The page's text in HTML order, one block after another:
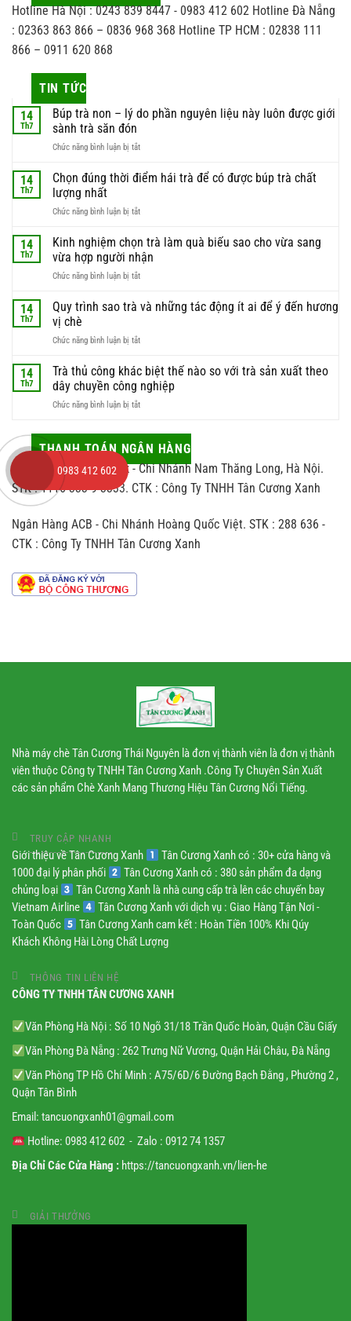
Hotline Hà Nội : 0243 839 8447 - 0983 412 602 Hotline Đà Nẵng
: 02363 863 866 – 0836 968 368 Hotline TP HCM : 02838 111
866 – 0911 620 868
TIN TỨC
14
Th7
Búp trà non – lý do phần nguyên liệu này luôn được giới
sành trà săn đón
Chức năng bình luận bị tắtở
trà
lý
phần
nguyên
liệu
này
được
trà
đón
14
Th7
Chọn đúng thời điểm hái trà để có được búp trà chất
lượng nhất
Chức năng bình luận bị tắtở
đúng
thời
điểm
hái
để
búp
chất
lượng
14
Th7
Kinh nghiệm chọn trà làm quà biếu sao cho vừa sang
vừa hợp người nhận
Chức năng bình luận bị tắtở
nghiệm
làm
biếu
sao
cho
vừa
vừa
hợp
người
nhận
14
Th7
Quy trình sao trà và những tác động ít ai để ý đến hương
vị chè
Chức năng bình luận bị tắtở
trình
trà
và
tác
động
ai
để
hương
vị
14
Th7
Trà thủ công khác biệt thế nào so với trà sản xuất theo
dây chuyền công nghiệp
Chức năng bình luận bị tắtở
công
biệt
thế
với
trà
sản
THANH TOÁN NGÂN HÀNG
Ngân Hàng Viettinbank - Chi Nhánh Nam Thăng Long, Hà Nội.
STK : 1116 333 9 3333. CTK : Công Ty TNHH Tân Cương Xanh
Ngân Hàng ACB - Chi Nhánh Hoàng Quốc Việt. STK : 288 636 -
CTK : Công Ty TNHH Tân Cương Xanh
Nhà máy chè Tân Cương Thái Nguyên là đơn vị thành viên là đơn vị thành
viên thuộc Công ty TNHH Tân Cương Xanh .Công Ty Chuyên Sản Xuất
các sản phẩm Chè Xanh Mang Thương Hiệu Tân Cương Nổi Tiếng.
TRUY CẬP NHANH
Giới thiệu về Tân Cương Xanh
Tân Cương Xanh có : 30+ cửa hàng và
1000 đại lý phân phối
Tân Cương Xanh có : 380 sản phẩm đa dạng
chủng loại
Tân Cương Xanh là nhà cung cấp trà lên các chuyến bay
Vietnam Airline
Tân Cương Xanh với dịch vụ : Giao Hàng Tận Nơi -
Toàn Quốc
Tân Cương Xanh cam kết : Hoàn Tiền 100% Khi Qúy
Khách Không Hài Lòng Chất Lượng
THÔNG TIN LIÊN HỆ
CÔNG TY TNHH TÂN CƯƠNG XANH
Văn Phòng Hà Nội : Số 10 Ngõ 31/18 Trần Quốc Hoàn, Quận Cầu Giấy
Văn Phòng Đà Nẵng : 262 Trưng Nữ Vương, Quận Hải Châu, Đà Nẵng
Văn Phòng TP Hồ Chí Minh : A75/6D/6 Đường Bạch Đằng , Phường 2 ,
Quận Tân Bình
Email: tancuongxanh01@gmail.com
Hotline: 0983 412 602 - Zalo : 0912 74 1357
Địa Chỉ Các Cửa Hàng : https://tancuongxanh.vn/lien-he
GIẢI THƯỞNG
0983 412 602